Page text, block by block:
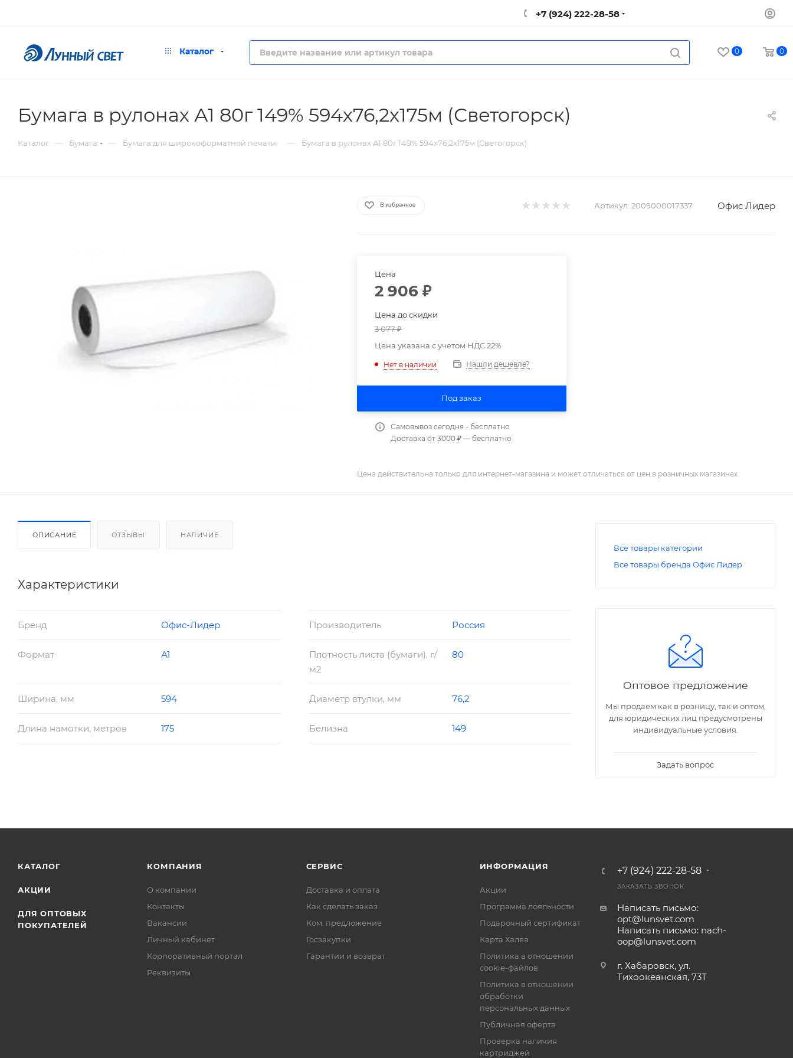
+7 (924) 222-28-58
Каталог 0 0
Бумага в рулонах А1 80г 149% 594х76,2х175м (Светогорск)
Каталог — Бумага — Бумага для широкоформатной печати — Бумага в рулонах А1 80г 149% 594х76,2х175м (Светогорск)
В избранное Артикул: 2009000017337 Офис Лидер
Цена
2 906 ₽
Цена до скидки
3 077₽
Цена указана с учетом НДС 22%
Нет в наличии Нашли дешевле?
Под заказ
Самовывоз сегодня - бесплатно
Доставка от 3000 ₽ — бесплатно
Цена действительна только для интернет-магазина и может отличаться от цен в розничных магазинах
ОПИСАНИЕ ОТЗЫВЫ НАЛИЧИЕ
Характеристики
Бренд Офис-Лидер Производитель Россия
Формат А1
Плотность листа (бумаги), г/
м2
80
Ширина, мм 594 Диаметр втулки, мм 76,2
Длина намотки, метров 175 Белизна 149
Все товары категории
Все товары бренда Офис Лидер
Оптовое предложение
Мы продаем как в розницу, так и оптом,
для юридических лиц предусмотрены
индивидуальные условия.
Задать вопрос
КАТАЛОГ
АКЦИИ
ДЛЯ ОПТОВЫХ
ПОКУПАТЕЛЕЙ
КОМПАНИЯ
О компании
Контакты
Вакансии
Личный кабинет
Корпоративный портал
Реквизиты
СЕРВИС
Доставка и оплата
Как сделать заказ
Ком. предложение
Госзакупки
Гарантии и возврат
ИНФОРМАЦИЯ
Акции
Программа лояльности
Подарочный сертификат
Карта Халва
Политика в отношении
cookie-файлов
Политика в отношении
обработки
персональных данных
Публичная оферта
Проверка наличия
картриджей
+7 (924) 222-28-58
ЗАКАЗАТЬ ЗВОНОК
Написать письмо:
opt@lunsvet.com
Написать письмо: nach-
oop@lunsvet.com
г. Хабаровск, ул.
Тихоокеанская, 73Т